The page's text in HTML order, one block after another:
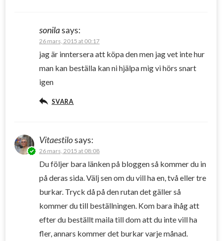
sonilasays:
26 mars, 2015 at 00:17
jag är inntersera att köpa den men jag vet inte hur
man kan beställa kan ni hjälpa mig vi hörs snart
igen
SVARA
Vitaestilosays:
26 mars, 2015 at 08:08
Du följer bara länken på bloggen så kommer du in
på deras sida. Välj sen om du vill ha en, två eller tre
burkar. Tryck då på den rutan det gäller så
kommer du till beställningen. Kom bara ihåg att
efter du beställt maila till dom att du inte vill ha
fler, annars kommer det burkar varje månad.